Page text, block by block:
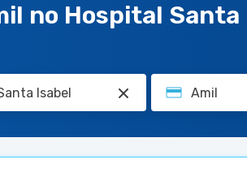
no Hospital Santa